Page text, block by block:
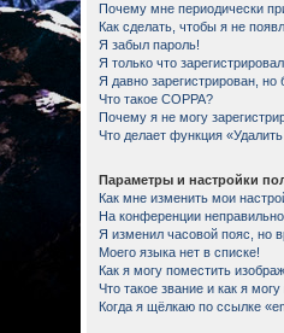
Почему мне периодически
Как сделать, чтобы я не
Я забыл пароль!
Я только что
Я давно зарегистрирован,
Что такое COPPA?
Почему я не могу
Что делает функция
Параметры и настройки
Как мне изменить мои
На конференции
Я изменил часовой пояс, но
Моего языка нет в списке!
Как я могу поместить
Что такое звание и как я
Когда я щёлкаю по ссылке